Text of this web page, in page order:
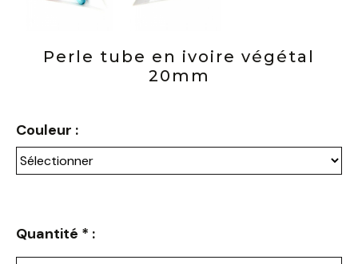
Perle tube en ivoire végétal
20mm
Couleur :
Quantité * :